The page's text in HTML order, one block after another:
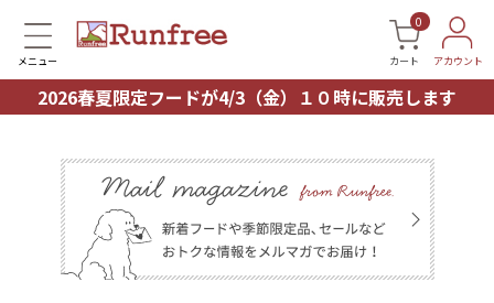
メニュー
0
カート アカウント
2026春夏限定フードが4/3（金）１０時に販売します